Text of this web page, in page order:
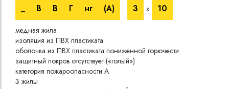
В В Г нг (A) 3 х 10
медная жила
изоляция из ПВХ пластиката
оболочка из ПВХ пластиката пониженной горючести
защитный покров отсутствует («голый»)
категория пожароопасности A
3 жилы